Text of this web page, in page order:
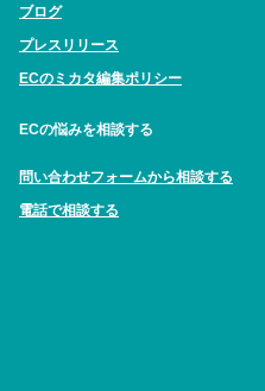
ブログ
プレスリリース
ECのミカタ編集ポリシー
ECの悩みを相談する
問い合わせフォームから相談する
電話で相談する